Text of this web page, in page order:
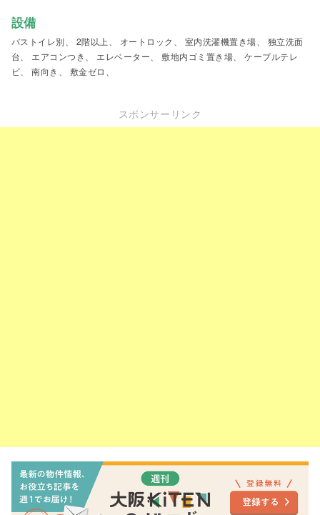
設備
バストイレ別、 2階以上、 オートロック、 室内洗濯機置き場、 独立洗面
台、 エアコンつき、 エレベーター、 敷地内ゴミ置き場、 ケーブルテレ
ビ、 南向き、 敷金ゼロ、
スポンサーリンク